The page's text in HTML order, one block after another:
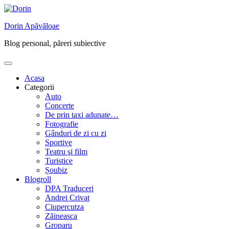
Skip
content
Dorin Apăvăloae
Blog personal, păreri subiective
Acasa
Categorii
Auto
Concerte
De prin taxi adunate…
Fotografie
Gânduri de zi cu zi
Sportive
Teatru şi film
Turistice
Șoubiz
Blogroll
DPA Traduceri
Andrei Crivat
Ciupercutza
Zăineasca
Groparu